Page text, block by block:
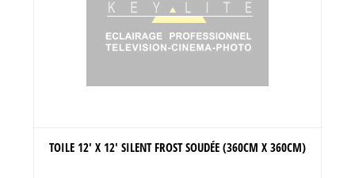
TOILE 12' X 12' SILENT FROST SOUDÉE (360CM X 360CM)